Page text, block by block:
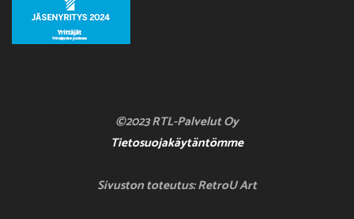
©2023 RTL-Palvelut Oy
Tietosuojakäytäntömme
Sivuston toteutus: RetroU Art